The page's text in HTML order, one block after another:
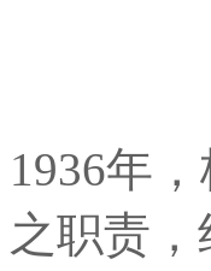
1936年
之职责